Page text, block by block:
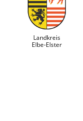
Landkreis
Elbe-Elster